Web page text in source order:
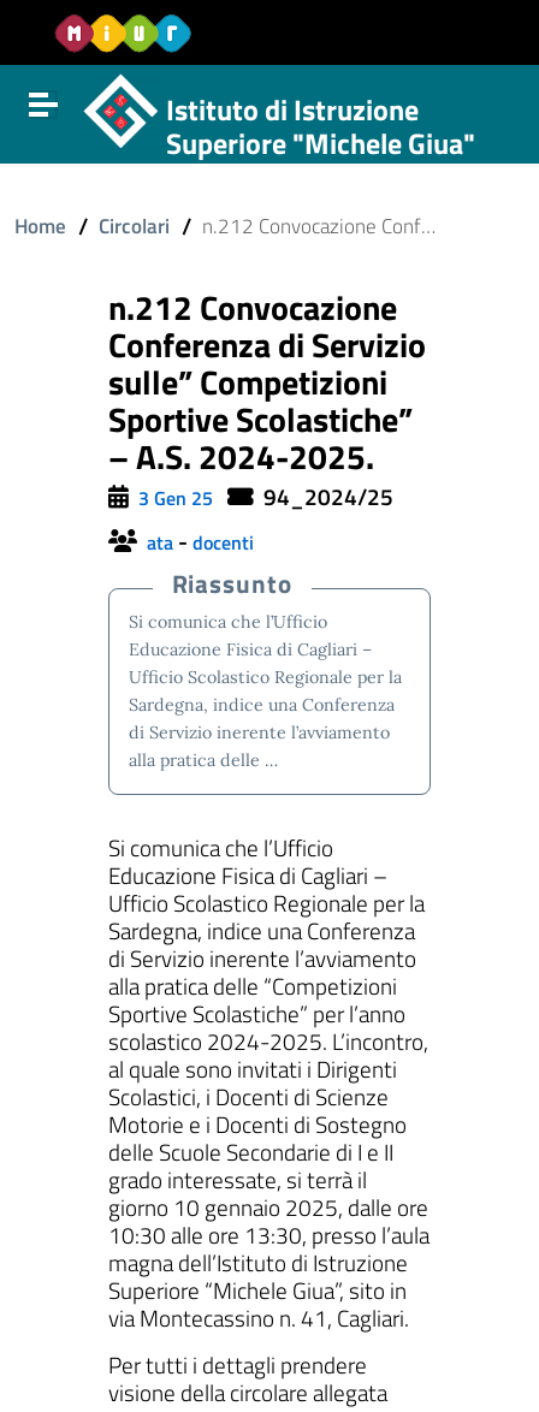
Vai al contenuto
Vail al menu di navigazione
Vai al footer
Attiva disattiva la navigazione
del sito
Istituto di Istruzione
Superiore "Michele Giua"
Home / Circolari / n.212 Convocazione Conferenza di Servizio sulle” Competizioni Sportive Scolastiche” – A.S. 2024-2025.
n.212 Convocazione
Conferenza di Servizio
sulle” Competizioni
Sportive Scolastiche”
– A.S. 2024-2025.
3 Gen 25 94_2024/25
ata - docenti
Riassunto
Si comunica che l’Ufficio
Educazione Fisica di Cagliari –
Ufficio Scolastico Regionale per la
Sardegna, indice una Conferenza
di Servizio inerente l’avviamento
alla pratica delle …
Si comunica che l’Ufficio
Educazione Fisica di Cagliari –
Ufficio Scolastico Regionale per la
Sardegna, indice una Conferenza
di Servizio inerente l’avviamento
alla pratica delle “Competizioni
Sportive Scolastiche” per l’anno
scolastico 2024-2025. L’incontro,
al quale sono invitati i Dirigenti
Scolastici, i Docenti di Scienze
Motorie e i Docenti di Sostegno
delle Scuole Secondarie di I e II
grado interessate, si terrà il
giorno 10 gennaio 2025, dalle ore
10:30 alle ore 13:30, presso l’aula
magna dell’Istituto di Istruzione
Superiore “Michele Giua”, sito in
via Montecassino n. 41, Cagliari.
Per tutti i dettagli prendere
visione della circolare allegata